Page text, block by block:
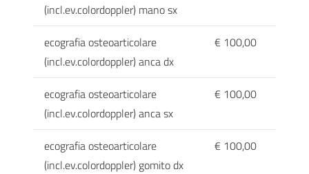
(incl.ev.colordoppler) mano sx
ecografia osteoarticolare
(incl.ev.colordoppler) anca dx
€ 100,00
ecografia osteoarticolare
(incl.ev.colordoppler) anca sx
€ 100,00
ecografia osteoarticolare
(incl.ev.colordoppler) gomito dx
€ 100,00